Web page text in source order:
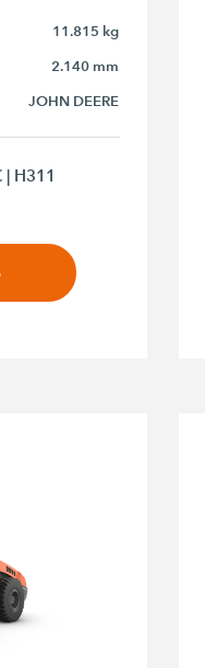
11.815 kg
2.140 mm
JOHN DEERE
H311